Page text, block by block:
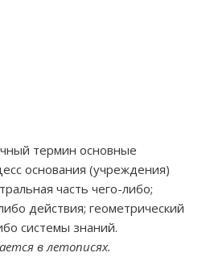
термин основные
основания (учреждения)
часть чего-либо;
действия; геометрический
системы знаний.
в летописях.